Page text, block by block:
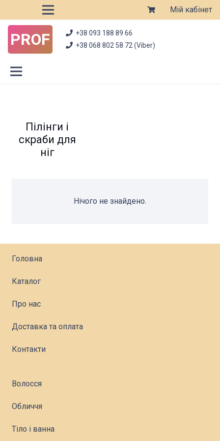
Мій кабінет
PROF
+38 093 188 89 66
+38 068 802 58 72 (Viber)
Пілінги і
скраби для
ніг
Нічого не знайдено.
Головна
Каталог
Про нас
Доставка та оплата
Контакти
Волосся
Обличчя
Тіло і ванна